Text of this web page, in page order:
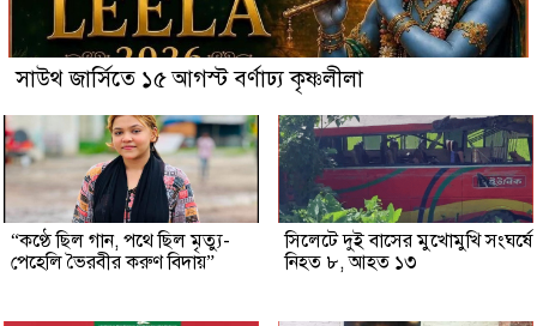
সাউথ জার্সিতে ১৫ আগস্ট বর্ণাঢ্য কৃষ্ণলীলা
“কণ্ঠে ছিল গান, পথে ছিল মৃত্যু-
পেহেলি ভৈরবীর করুণ বিদায়”
সিলেটে দুই বাসের মুখোমুখি সংঘর্ষে
নিহত ৮, আহত ১৩